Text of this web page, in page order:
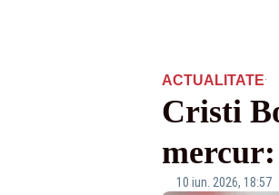
ACTUALITATE·
Cristi
10 iun. 2026, 18:57